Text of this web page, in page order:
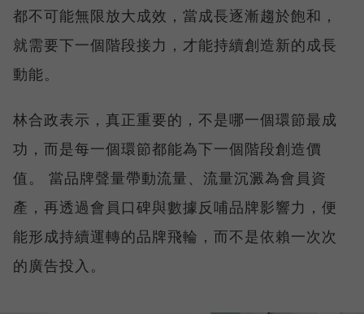
都不可能無限放大成效，當成長逐漸趨於飽和，
就需要下一個階段接力，才能持續創造新的成長
動能。
林合政表示，真正重要的，不是哪一個環節最成
功，而是每一個環節都能為下一個階段創造價
值。 當品牌聲量帶動流量、流量沉澱為會員資
產，再透過會員口碑與數據反哺品牌影響力，便
能形成持續運轉的品牌飛輪，而不是依賴一次次
的廣告投入。